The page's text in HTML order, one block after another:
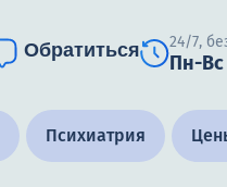
Обратиться 24/7,
Пн-Вс
Психиатрия